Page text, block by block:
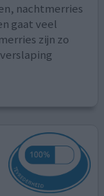
nachtmerries
gaat veel
zijn zo